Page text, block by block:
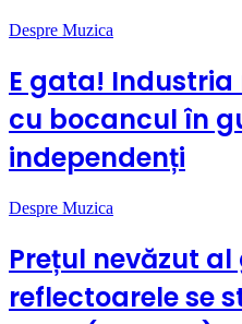
Despre Muzica
E gata!
cu bocancul în
independenți
Despre Muzica
Prețul nevăzut
reflectoarele se